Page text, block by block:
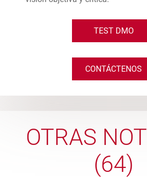
TEST DMO
CONTÁCTENOS
OTRAS
(64)